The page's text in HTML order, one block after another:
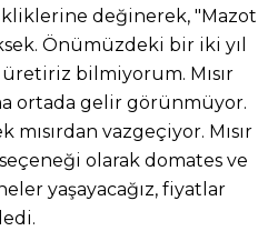
değinerek, "Mazot
Önümüzdeki bir iki yıl
bilmiyorum. Mısır
ortada gelir görünmüyor.
vazgeçiyor. Mısır
olarak domates ve
yaşayacağız, fiyatlar